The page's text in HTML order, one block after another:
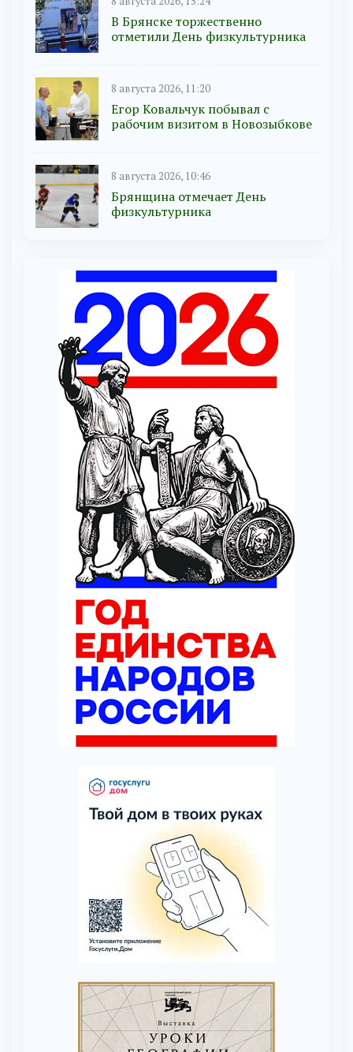
В Брянске торжественно
отметили День физкультурника
8 августа 2026, 11:20
Егор Ковальчук побывал с
рабочим визитом в Новозыбкове
8 августа 2026, 10:46
Брянщина отмечает День
физкультурника